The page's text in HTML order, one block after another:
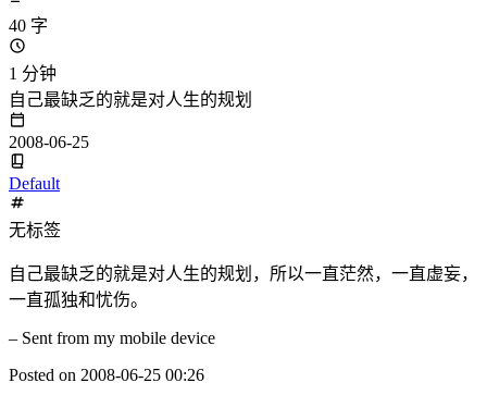
40 字
1 分钟
自己最缺乏的就是对人生的规划
2008-06-25
Default
无标签
自己最缺乏的就是对人生的规划，所以一直茫然，一直虚妄，
一直孤独和忧伤。
– Sent from my mobile device
Posted on 2008-06-25 00:26